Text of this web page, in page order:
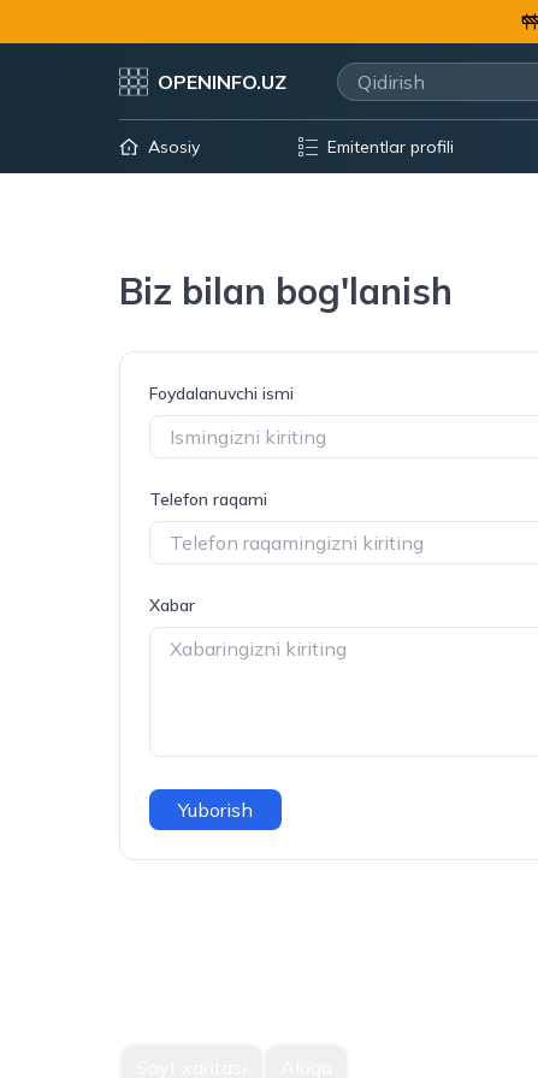
OPENINFO.UZ
Asosiy Emitentlar profili
Biz bilan bog'lanish
Foydalanuvchi ismi
Telefon raqami
Xabar
Yuborish